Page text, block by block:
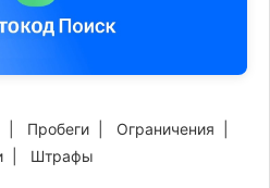
Пробеги Ограничения
| Штрафы